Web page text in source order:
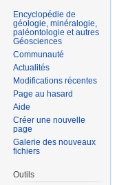
Encyclopédie de
géologie, minéralogie,
paléontologie et autres
Géosciences
Communauté
Actualités
Modifications récentes
Page au hasard
Aide
Créer une nouvelle
page
Galerie des nouveaux
fichiers
Outils